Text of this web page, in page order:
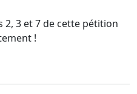
2, 3 et 7 de cette pétition
!